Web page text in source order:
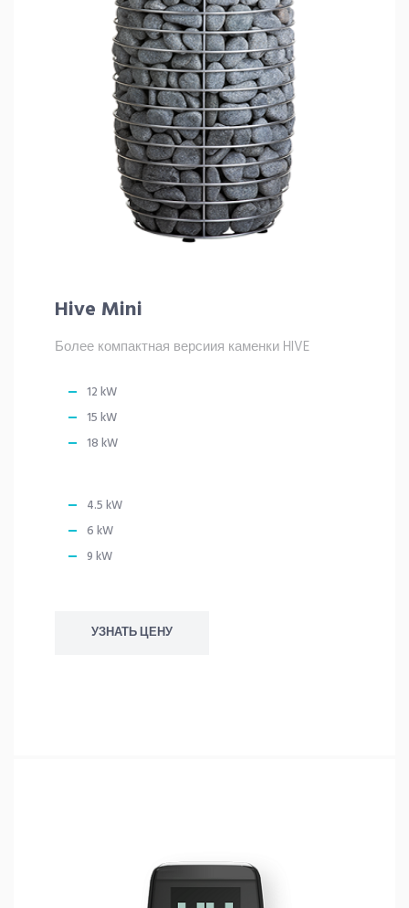
Hive Mini
Более компактная версиия каменки HIVE
12 kW
15 kW
18 kW
4.5 kW
6 kW
9 kW
УЗНАТЬ ЦЕНУ